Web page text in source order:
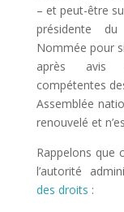
– et peut-être
présidente
Nommée pour
après avis
compétentes
Assemblée
renouvelé et
Rappelons que
l’autorité
des droits :